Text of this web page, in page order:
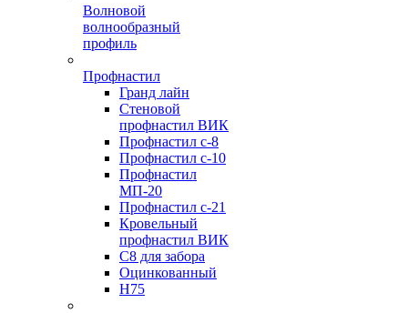
Волновой
волнообразный
профиль
Профнастил
Гранд лайн
Стеновой
профнастил ВИК
Профнастил с-8
Профнастил с-10
Профнастил
МП-20
Профнастил с-21
Кровельный
профнастил ВИК
С8 для забора
Оцинкованный
Н75